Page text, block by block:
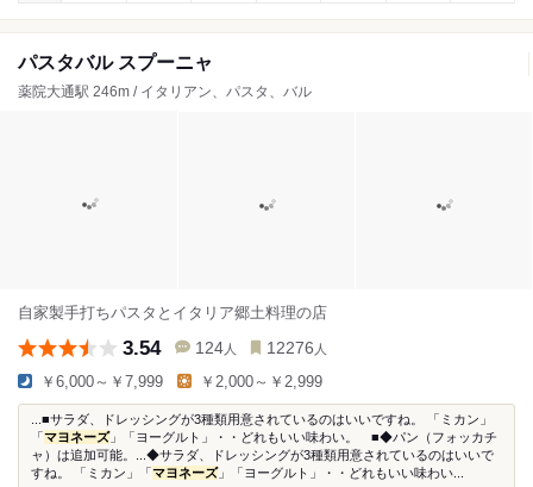
パスタバル スプーニャ
薬院大通駅 246m / イタリアン、パスタ、バル
自家製手打ちパスタとイタリア郷土料理の店
3.54 124 人 12276 人
￥6,000～￥7,999 ￥2,000～￥2,999
...■サラダ、ドレッシングが3種類用意されているのはいいですね。 「ミカン」
「マヨネーズ」「ヨーグルト」・・どれもいい味わい。 ■◆パン（フォッカチ
ャ）は追加可能。...◆サラダ、ドレッシングが3種類用意されているのはいいで
すね。 「ミカン」「マヨネーズ」「ヨーグルト」・・どれもいい味わい...